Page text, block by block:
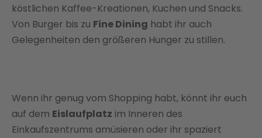
köstlichen Kaffee-Kreationen, Kuchen und Snacks.
Von Burger bis zu Fine Dining habt ihr auch
Gelegenheiten den größeren Hunger zu stillen.
Wenn ihr genug vom Shopping habt, könnt ihr euch
auf dem Eislaufplatz im Inneren des
Einkaufszentrums amüsieren oder ihr spaziert